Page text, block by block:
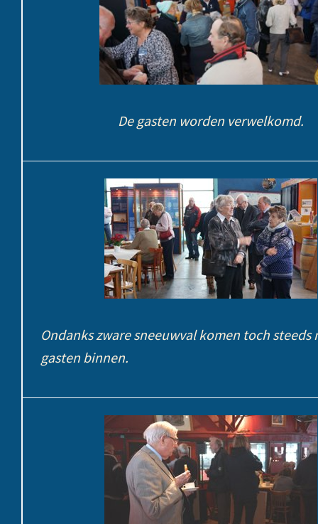
De gasten worden verwelkomd.
Ondanks zware sneeuwval komen toch steeds
gasten binnen.